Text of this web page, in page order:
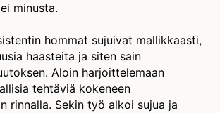
minusta.
hommat sujuivat mallikkaasti,
haasteita ja siten sain
Aloin harjoittelemaan
tehtäviä kokeneen
rinnalla. Sekin työ alkoi sujua ja